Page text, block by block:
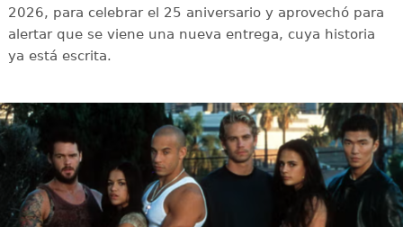
2026, para celebrar el 25 aniversario y aprovechó para
alertar que se viene una nueva entrega, cuya historia
ya está escrita.